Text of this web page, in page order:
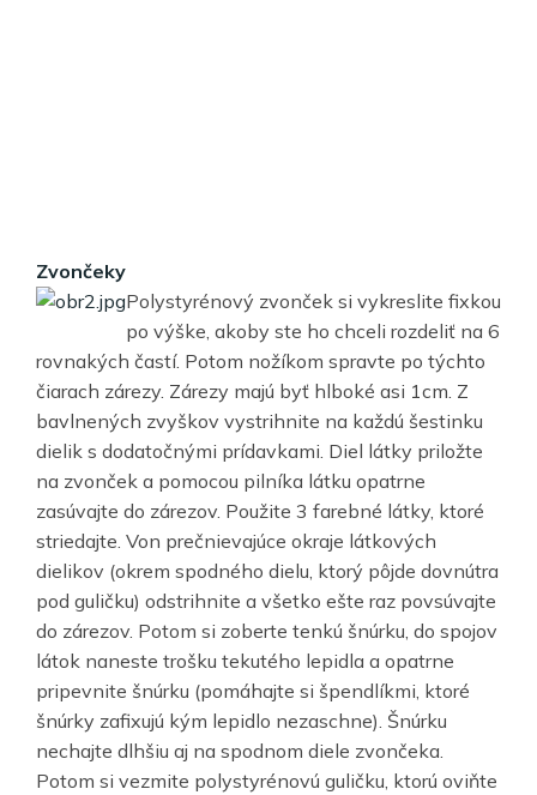
Zvončeky
Polystyrénový zvonček si vykreslite fixkou
po výške, akoby ste ho chceli rozdeliť na 6
rovnakých častí. Potom nožíkom spravte po týchto
čiarach zárezy. Zárezy majú byť hlboké asi 1cm. Z
bavlnených zvyškov vystrihnite na každú šestinku
dielik s dodatočnými prídavkami. Diel látky priložte
na zvonček a pomocou pilníka látku opatrne
zasúvajte do zárezov. Použite 3 farebné látky, ktoré
striedajte. Von prečnievajúce okraje látkových
dielikov (okrem spodného dielu, ktorý pôjde dovnútra
pod guličku) odstrihnite a všetko ešte raz povsúvajte
do zárezov. Potom si zoberte tenkú šnúrku, do spojov
látok naneste trošku tekutého lepidla a opatrne
pripevnite šnúrku (pomáhajte si špendlíkmi, ktoré
šnúrky zafixujú kým lepidlo nezaschne). Šnúrku
nechajte dlhšiu aj na spodnom diele zvončeka.
Potom si vezmite polystyrénovú guličku, ktorú oviňte